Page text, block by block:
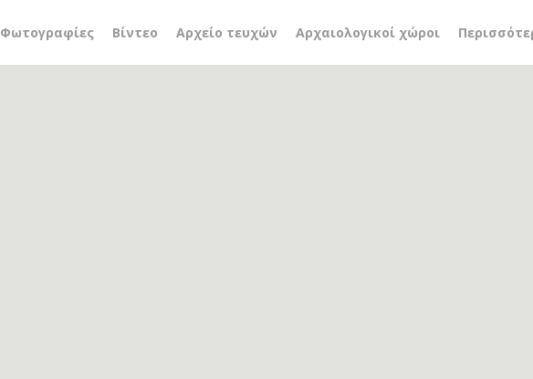
Φωτογραφίες Βίντεο Αρχείο τευχών Αρχαιολογικοί χώροι
χρυσές λίρες